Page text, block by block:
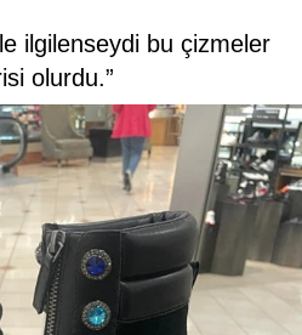
ilgilenseydi bu çizmeler
olurdu.”